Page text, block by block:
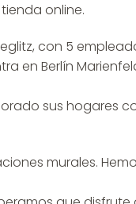
online.
con 5
en Berlín
sus hogares
murales.